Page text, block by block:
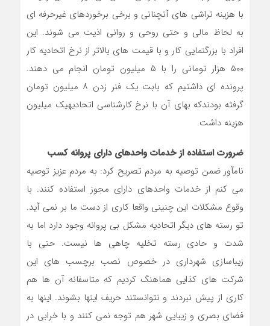
با هزینه تراشی های آنچنانی و برخی برخوردهای غیرحرفه ای
به لحاظ مالی و حتی روحی و روانی اذیت می شوند. این
افراد با بزرگ‎نمایی کار و با قیمت های بالاتر از نرخ اتحادیه کار
۵۰۰ هزار تومانی را با ۵ میلیون تومان انجام می دهند.
پرونده ای داشتیم که بابت یک فنر زدن ۸ میلیون تومان
گرفته بودندکه بهای آن با نرخ کارشناسی اتحادیهیک میلیون
هزینه داشت.
ضرورت استفاده از خدمات واحدهای دارای پروانه کسب
نام‎‎آور ضمن توصیه به مردم تصریح کرد: به مردم عزیز توصیه
می کنم از خدمات واحدهای دارای مجوز استفاده کنند. با
وقوع مشکلات این چنینی واقعا کاری از دست ما بر نمی آید.
تو رسته های دیگر اتحادیه مشکل بی پروانه وجود دارد اما به
شدت و حادی رسته تخلیه چاهی ها نیست. حتی با
زیباسازی شهرداری در خصوص نصب برچسب های این
شرکت های کذایی هماهنگ کردیم که متاسفانه آن ها هم
کاری از پیش نبردند و نتوانستند حریف اینها بشوند. اینها به
فضای بصری و زیبایی شهر هم توجه نمی کنند و با خرابی در